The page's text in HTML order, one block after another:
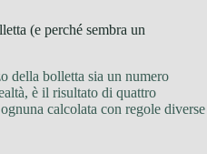
(e perché sembra un
della bolletta sia un numero
è il risultato di quattro
calcolata con regole diverse